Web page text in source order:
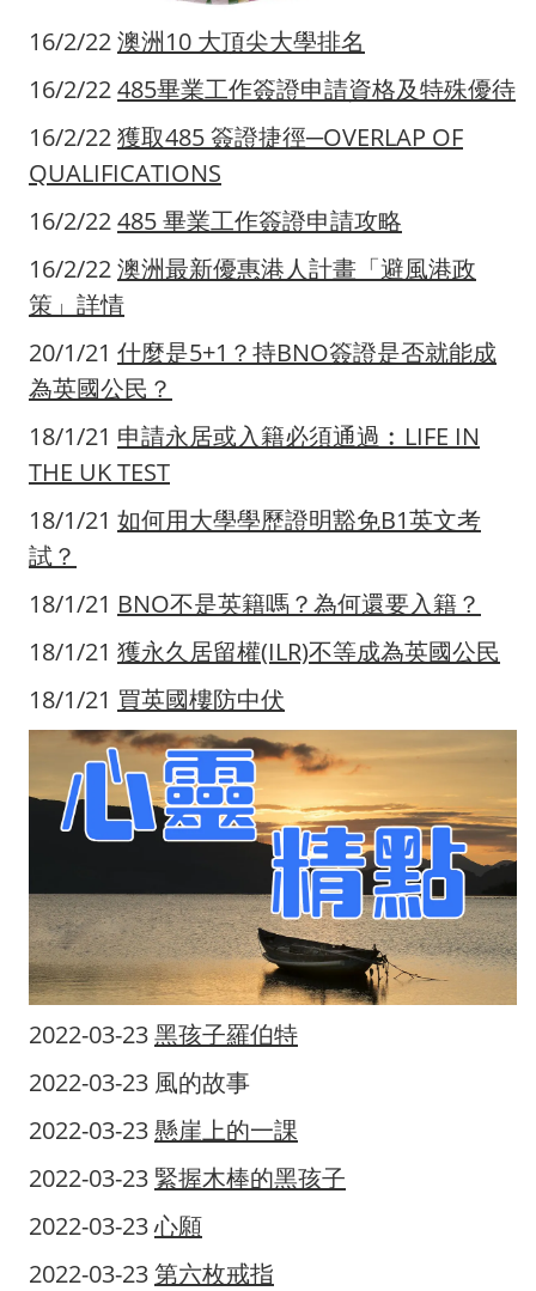
16/2/22澳洲10 大頂尖大學排名
16/2/22485畢業工作簽證申請資格及特殊優待
16/2/22獲取485 簽證捷徑─OVERLAP OF
QUALIFICATIONS
16/2/22485 畢業工作簽證申請攻略
16/2/22澳洲最新優惠港人計畫「避風港政
策」詳情
20/1/21 什麼是5+1？持BNO簽證是否就能成
為英國公民？
18/1/21 申請永居或入籍必須通過︰LIFE IN
THE UK TEST
18/1/21 如何用大學學歷證明豁免B1英文考
試？
18/1/21 BNO不是英籍嗎？為何還要入籍？
18/1/21 獲永久居留權(ILR)不等成為英國公民
18/1/21 買英國樓防中伏
2022-03-23黑孩子羅伯特
2022-03-23 風的故事
2022-03-23懸崖上的一課
2022-03-23 緊握木棒的黑孩子
2022-03-23心願
2022-03-23第六枚戒指